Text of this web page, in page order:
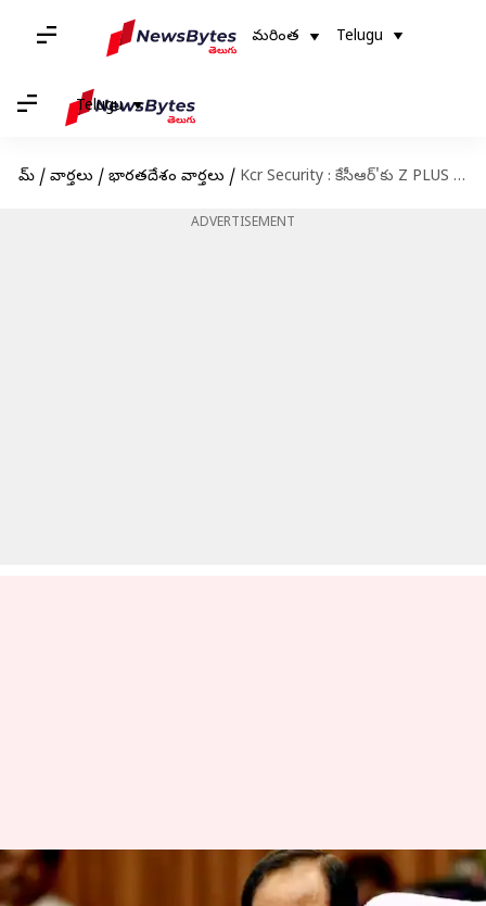
మరింత Telugu
Telugu
హోమ్ / వార్తలు / భారతదేశం వార్తలు / Kcr Security : కేసీఆర్'కు Z PLUS సెక్యూరిటీ తొలగింపు.. ఇకపై Y కేటగిరికి కుదింపు
ADVERTISEMENT
Kcr Security : కేసీఆర్'కు Z PLUS